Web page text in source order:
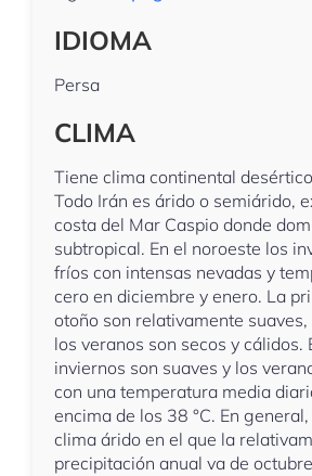
IDIOMA
Persa
CLIMA
Tiene clima continental
Todo Irán es árido o semiárido,
costa del Mar Caspio donde
subtropical. En el noroeste los
fríos con intensas nevadas y
cero en diciembre y enero. La
otoño son relativamente
los veranos son secos y cálidos.
inviernos son suaves y los
con una temperatura media
encima de los 38 °C. En
clima árido en el que la
precipitación anual va de